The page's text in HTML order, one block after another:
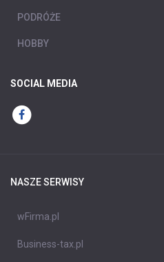
PODRÓŻE
HOBBY
SOCIAL MEDIA
NASZE SERWISY
wFirma.pl
Business-tax.pl